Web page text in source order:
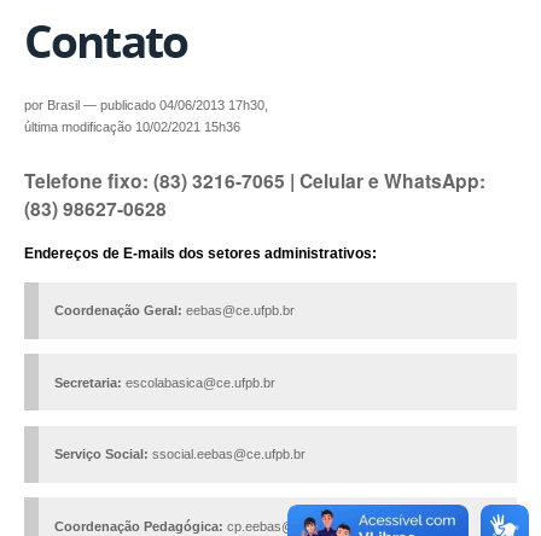
Contato
por Brasil — publicado 04/06/2013 17h30,
última modificação 10/02/2021 15h36
Telefone fixo: (83) 3216-7065 | Celular e WhatsApp:
(83) 98627-0628
Endereços de E-mails dos setores administrativos:
Coordenação Geral: eebas@ce.ufpb.br
Secretaria: escolabasica@ce.ufpb.br
Serviço Social: ssocial.eebas@ce.ufpb.br
Coordenação Pedagógica: cp.eebas@ce.ufpb.br